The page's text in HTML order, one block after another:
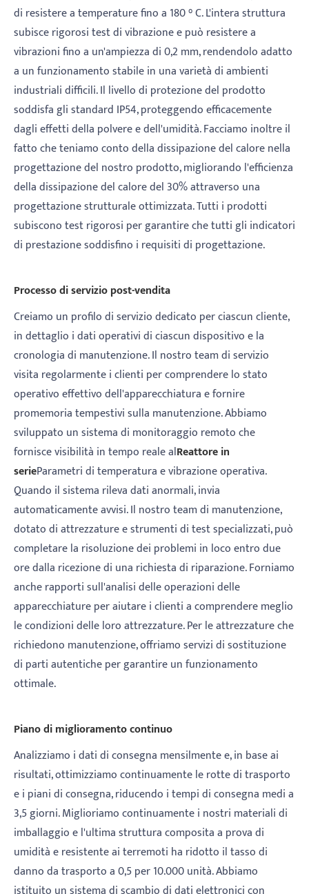
di resistere a temperature fino a 180 ° C. L'intera struttura
subisce rigorosi test di vibrazione e può resistere a
vibrazioni fino a un'ampiezza di 0,2 mm, rendendolo adatto
a un funzionamento stabile in una varietà di ambienti
industriali difficili. Il livello di protezione del prodotto
soddisfa gli standard IP54, proteggendo efficacemente
dagli effetti della polvere e dell'umidità. Facciamo inoltre il
fatto che teniamo conto della dissipazione del calore nella
progettazione del nostro prodotto, migliorando l'efficienza
della dissipazione del calore del 30% attraverso una
progettazione strutturale ottimizzata. Tutti i prodotti
subiscono test rigorosi per garantire che tutti gli indicatori
di prestazione soddisfino i requisiti di progettazione.
Processo di servizio post-vendita
Creiamo un profilo di servizio dedicato per ciascun cliente,
in dettaglio i dati operativi di ciascun dispositivo e la
cronologia di manutenzione. Il nostro team di servizio
visita regolarmente i clienti per comprendere lo stato
operativo effettivo dell'apparecchiatura e fornire
promemoria tempestivi sulla manutenzione. Abbiamo
sviluppato un sistema di monitoraggio remoto che
fornisce visibilità in tempo reale alReattore in
serieParametri di temperatura e vibrazione operativa.
Quando il sistema rileva dati anormali, invia
automaticamente avvisi. Il nostro team di manutenzione,
dotato di attrezzature e strumenti di test specializzati, può
completare la risoluzione dei problemi in loco entro due
ore dalla ricezione di una richiesta di riparazione. Forniamo
anche rapporti sull'analisi delle operazioni delle
apparecchiature per aiutare i clienti a comprendere meglio
le condizioni delle loro attrezzature. Per le attrezzature che
richiedono manutenzione, offriamo servizi di sostituzione
di parti autentiche per garantire un funzionamento
ottimale.
Piano di miglioramento continuo
Analizziamo i dati di consegna mensilmente e, in base ai
risultati, ottimizziamo continuamente le rotte di trasporto
e i piani di consegna, riducendo i tempi di consegna medi a
3,5 giorni. Miglioriamo continuamente i nostri materiali di
imballaggio e l'ultima struttura composita a prova di
umidità e resistente ai terremoti ha ridotto il tasso di
danno da trasporto a 0,5 per 10.000 unità. Abbiamo